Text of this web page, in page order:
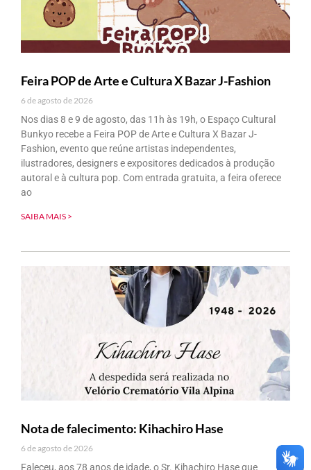
Feira POP de Arte e Cultura X Bazar J-Fashion
6 de agosto de 2026
Nos dias 8 e 9 de agosto, das 11h às 19h, o Espaço Cultural
Bunkyo recebe a Feira POP de Arte e Cultura X Bazar J-
Fashion, evento que reúne artistas independentes,
ilustradores, designers e expositores dedicados à produção
autoral e à cultura pop. Com entrada gratuita, a feira oferece
ao
SAIBA MAIS >
Nota de falecimento: Kihachiro Hase
6 de agosto de 2026
Faleceu, aos 78 anos de idade, o Sr. Kihachiro Hase que